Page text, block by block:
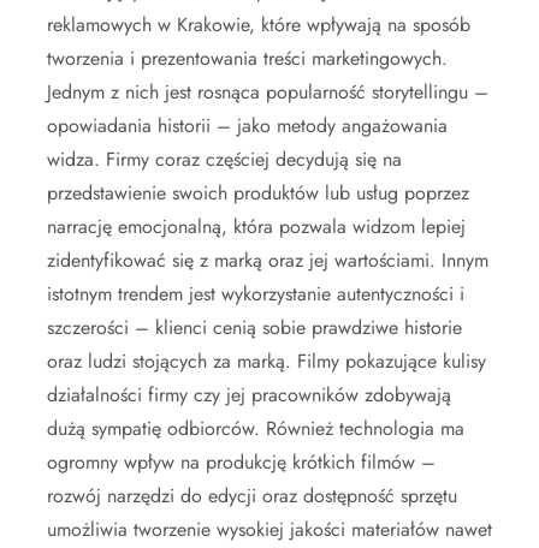
reklamowych w Krakowie, które wpływają na sposób
tworzenia i prezentowania treści marketingowych.
Jednym z nich jest rosnąca popularność storytellingu –
opowiadania historii – jako metody angażowania
widza. Firmy coraz częściej decydują się na
przedstawienie swoich produktów lub usług poprzez
narrację emocjonalną, która pozwala widzom lepiej
zidentyfikować się z marką oraz jej wartościami. Innym
istotnym trendem jest wykorzystanie autentyczności i
szczerości – klienci cenią sobie prawdziwe historie
oraz ludzi stojących za marką. Filmy pokazujące kulisy
działalności firmy czy jej pracowników zdobywają
dużą sympatię odbiorców. Również technologia ma
ogromny wpływ na produkcję krótkich filmów –
rozwój narzędzi do edycji oraz dostępność sprzętu
umożliwia tworzenie wysokiej jakości materiałów nawet